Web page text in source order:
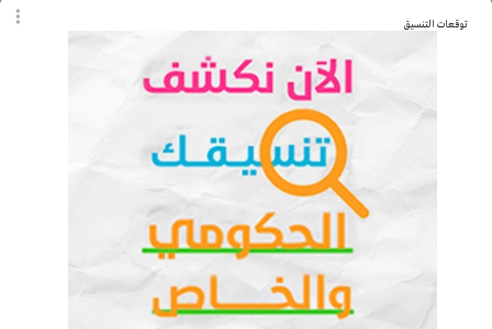
توقعات التنسيق
هل تعلم عن يوم اليتيم للإذاعة المدرسية.. معلومات
عمر مصطفى السبت 05-04-2025 10:14 مـ